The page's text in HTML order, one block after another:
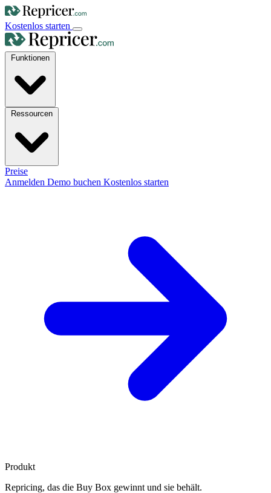
Kostenlos starten
Preise
Anmelden Demo buchen Kostenlos starten
Produkt
Repricing, das die Buy Box gewinnt und sie behält.